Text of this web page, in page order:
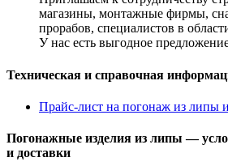
магазины, монтажные фирмы,
прорабов, специалистов в
У нас есть выгодное
Техническая и справочная
Прайс-лист на погонаж из липы
Погонажные изделия из липы —
и доставки